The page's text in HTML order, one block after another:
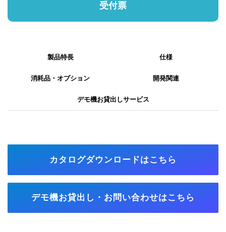
受付票
製品特長 仕様
消耗品・オプション 開発関連
デモ機お貸出しサービス
カタログダウンロードはこちら
デモ機お貸出し・お問い合わせはこちら